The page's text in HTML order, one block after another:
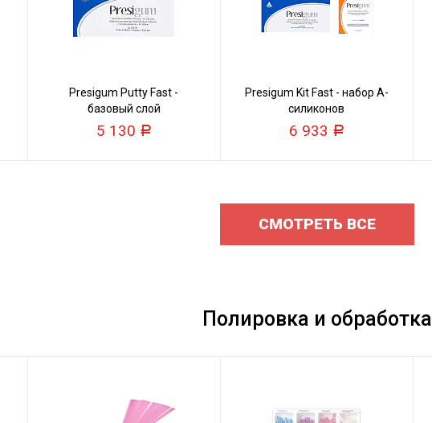
Presigum Putty Fast -
базовый слой
5 130 Р
Presigum Kit Fast - набор А-
силиконов
6 933 Р
СМОТРЕТЬ ВСЕ
Полировка и обработка